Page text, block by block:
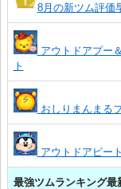
8月の新ツム評価
アウトドアプー
ト
おしりまんまる
アウトドアピート
最強ツムランキング最